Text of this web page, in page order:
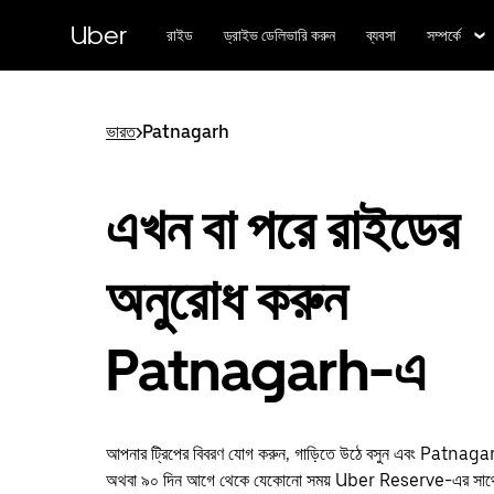
বিষয়সূচিতে
Uber রাইড ড্রাইভ ডেলিভারি করুন ব্যবসা সম্পর্কে
ভারত>Patnagarh
এখন বা পরে রাইডের
অনুরোধ করুন
Patnagarh-এ
আপনার ট্রিপের বিবরণ যোগ করুন, গাড়িতে উঠে বসুন এবং
অথবা ৯০ দিন আগে থেকে যেকোনো সময় Uber Reserve-এর